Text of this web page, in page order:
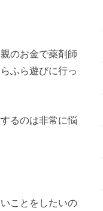
のお金で薬剤師
ふら遊びに行っ
るのは非常に悩
ことをしたいの